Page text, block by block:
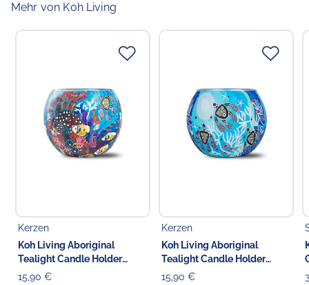
Verantwortlicher Lebensmittelunternehmer
Verantwortliche Person in der EU
Choppy's Food & Non-Food GmbH
Deutschland
Mehr von Koh Living
Kerzen
Koh Living Aboriginal
Tealight Candle Holder
'Great Barrier Reef Utopia'
15,90 €
Kerzen
Koh Living Aboriginal
Tealight Candle Holder
'Turtle'
15,90 €